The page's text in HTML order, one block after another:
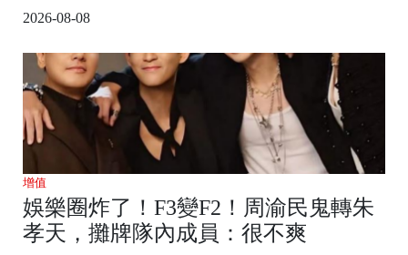
2026-08-08
增值
娛樂圈炸了！F3變F2！周渝民鬼轉朱
孝天，攤牌隊內成員：很不爽